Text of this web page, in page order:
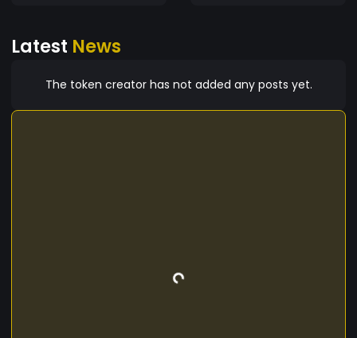
Latest News
The token creator has not added any posts yet.